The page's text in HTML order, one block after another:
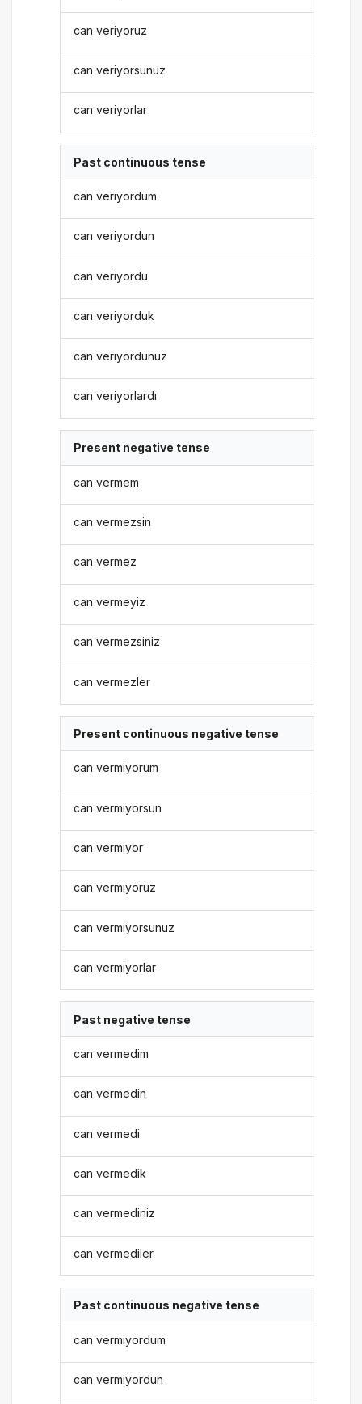
can veriyoruz
can veriyorsunuz
can veriyorlar
Past continuous tense
can veriyordum
can veriyordun
can veriyordu
can veriyorduk
can veriyordunuz
can veriyorlardı
Present negative tense
can vermem
can vermezsin
can vermez
can vermeyiz
can vermezsiniz
can vermezler
Present continuous negative tense
can vermiyorum
can vermiyorsun
can vermiyor
can vermiyoruz
can vermiyorsunuz
can vermiyorlar
Past negative tense
can vermedim
can vermedin
can vermedi
can vermedik
can vermediniz
can vermediler
Past continuous negative tense
can vermiyordum
can vermiyordun